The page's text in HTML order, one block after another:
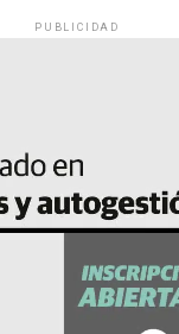
PUBLICIDAD